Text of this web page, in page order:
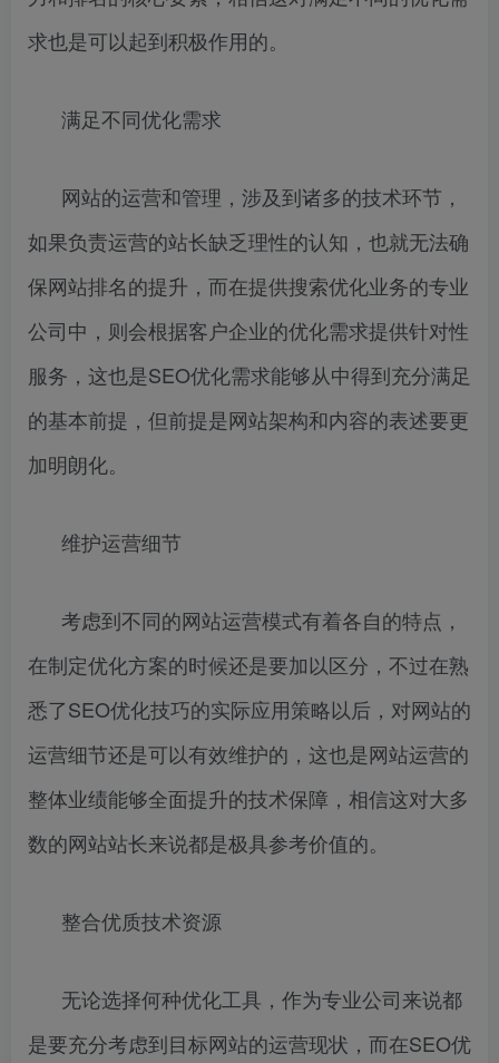
求也是可以起到积极作用的。
满足不同优化需求
网站的运营和管理，涉及到诸多的技术环节，
如果负责运营的站长缺乏理性的认知，也就无法确
保网站排名的提升，而在提供搜索优化业务的专业
公司中，则会根据客户企业的优化需求提供针对性
服务，这也是SEO优化需求能够从中得到充分满足
的基本前提，但前提是网站架构和内容的表述要更
加明朗化。
维护运营细节
考虑到不同的网站运营模式有着各自的特点，
在制定优化方案的时候还是要加以区分，不过在熟
悉了SEO优化技巧的实际应用策略以后，对网站的
运营细节还是可以有效维护的，这也是网站运营的
整体业绩能够全面提升的技术保障，相信这对大多
数的网站站长来说都是极具参考价值的。
整合优质技术资源
无论选择何种优化工具，作为专业公司来说都
是要充分考虑到目标网站的运营现状，而在SEO优